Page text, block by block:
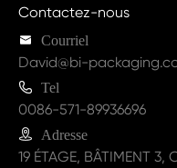
Contactez-nous
 Courriel
David@bi-
 Tel
0086-571-89936696
 Adresse
19 ÉTAGE, BÂTIMENT 3,